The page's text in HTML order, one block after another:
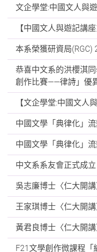
文企學堂:中國文人與
【中國文人與遊記講
本系榮獲研資局
恭喜中文系的洪櫻淇
創作比賽——律詩」優
【文企學堂:中國文人
中國文學「典律化」
中國文學「典律化」
中文系系友會正式成立
吳志廉博士〈仁大開講
王家琪博士〈仁大開講
黃君良博士〈仁大開講
F21文學創作微課程